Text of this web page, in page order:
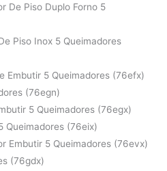
De Piso Duplo Forno 5
Piso Inox 5 Queimadores
Embutir 5 Queimadores (76efx)
(76egn)
5 Queimadores (76egx)
Queimadores (76eix)
Embutir 5 Queimadores (76evx)
(76gdx)